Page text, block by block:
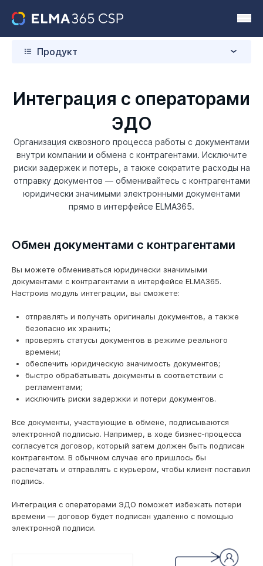
Продукт
Интеграция с операторами
ЭДО
Организация сквозного процесса работы с документами
внутри компании и обмена с контрагентами. Исключите
риски задержек и потерь, а также сократите расходы на
отправку документов — обменивайтесь с контрагентами
юридически значимыми электронными документами
прямо в интерфейсе ELMA365.
Обмен документами с контрагентами
Вы можете обмениваться юридически значимыми
документами с контрагентами в интерфейсе ELMA365.
Настроив модуль интеграции, вы сможете:
отправлять и получать оригиналы документов, а также
безопасно их хранить;
проверять статусы документов в режиме реального
времени;
обеспечить юридическую значимость документов;
быстро обрабатывать документы в соответствии с
регламентами;
исключить риски задержки и потери документов.
Все документы, участвующие в обмене, подписываются
электронной подписью. Например, в ходе бизнес-процесса
согласуется договор, который затем должен быть подписан
контрагентом. В обычном случае его пришлось бы
распечатать и отправлять с курьером, чтобы клиент поставил
подпись.
Интеграция с операторами ЭДО поможет избежать потери
времени — договор будет подписан удалённо с помощью
электронной подписи.